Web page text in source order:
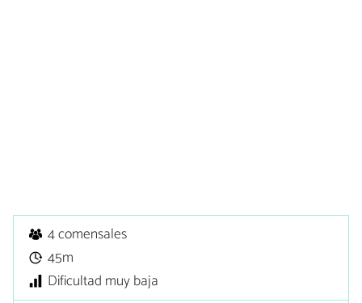
4 comensales
45m
Dificultad muy baja